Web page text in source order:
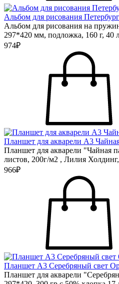
Альбом для рисования
Альбом для рисования на
297*420 мм, подложка, 160 г, 40
974₽
Планшет для акварели А3
Планшет для акварели "Чайная
листов, 200г/м2 , Лилия
966₽
Планшет А3 Серебряный свет
Планшет для акварели